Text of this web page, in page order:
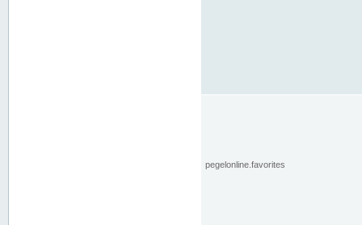
pegelonline.favorites